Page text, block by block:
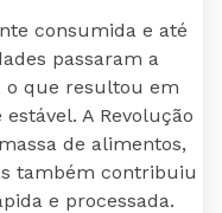
consumida e até
passaram a
o que resultou em
A Revolução
de alimentos,
também contribuiu
e processada.